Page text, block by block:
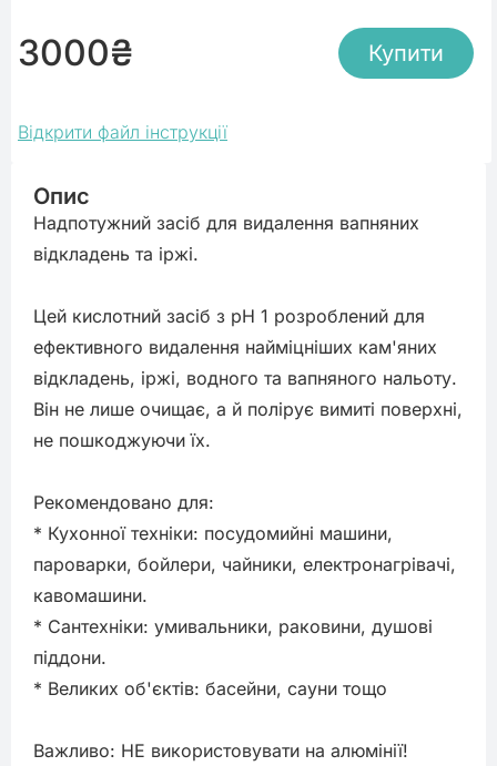
3000₴ Купити
Відкрити файл інструкції
Опис
Надпотужний засіб для видалення вапняних
відкладень та іржі.
Цей кислотний засіб з pH 1 розроблений для
ефективного видалення найміцніших кам'яних
відкладень, іржі, водного та вапняного нальоту.
Він не лише очищає, а й полірує вимиті поверхні,
не пошкоджуючи їх.
Рекомендовано для:
* Кухонної техніки: посудомийні машини,
пароварки, бойлери, чайники, електронагрівачі,
кавомашини.
* Сантехніки: умивальники, раковини, душові
піддони.
* Великих об'єктів: басейни, сауни тощо
Важливо: НЕ використовувати на алюмінії!